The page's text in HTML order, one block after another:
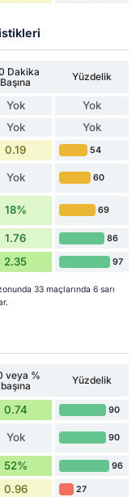
Dakika
Başına
Yüzdelik
Yok Yok
Yok Yok
0.19 54
Yok 60
18% 69
1.76 86
2.35 97
33 maçlarında 6 sarı
veya %
başına
Yüzdelik
0.74 90
Yok 90
52% 96
0.96 27